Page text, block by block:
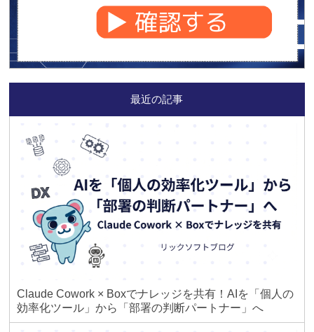
最近の記事
Claude Cowork × Boxでナレッジを共有！AIを「個人の
効率化ツール」から「部署の判断パートナー」へ